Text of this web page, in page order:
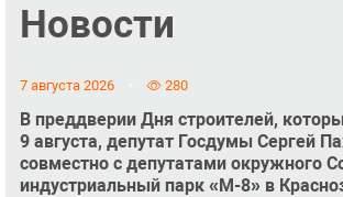
Новости
7 августа 2026 280
В преддверии Дня строителей,
9 августа, депутат Госдумы Сергей
совместно с депутатами окружного
индустриальный парк «М-8» в